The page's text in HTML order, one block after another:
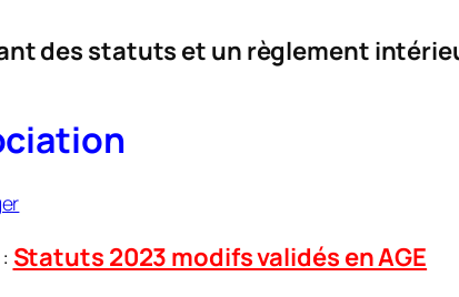
des statuts et un règlement
Statuts 2023 modifs validés en AGE